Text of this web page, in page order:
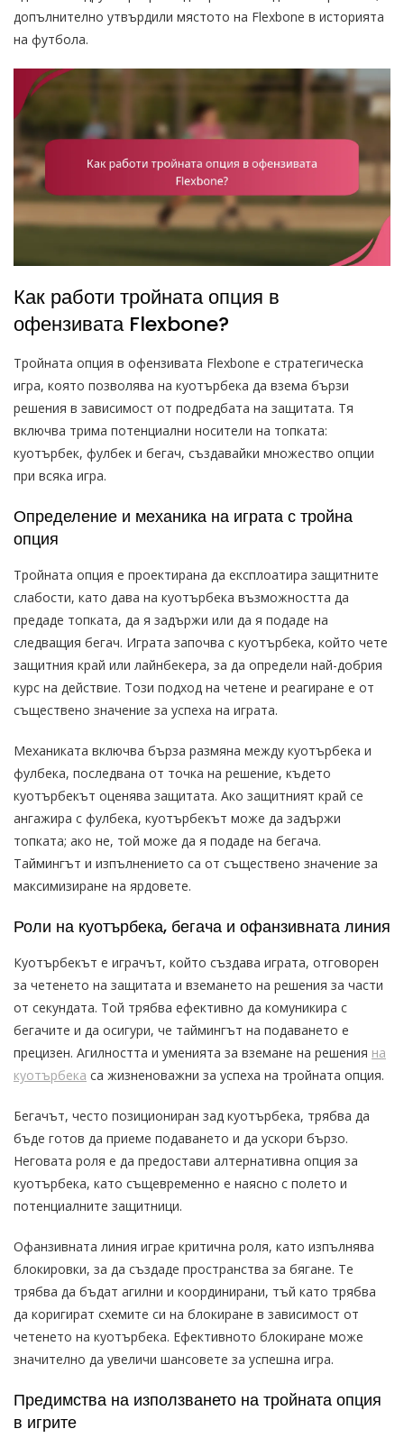
допълнително утвърдили мястото на Flexbone в историята
на футбола.
Как работи тройната опция в
офензивата Flexbone?
Тройната опция в офензивата Flexbone е стратегическа
игра, която позволява на куотърбека да взема бързи
решения в зависимост от подредбата на защитата. Тя
включва трима потенциални носители на топката:
куотърбек, фулбек и бегач, създавайки множество опции
при всяка игра.
Определение и механика на играта с тройна
опция
Тройната опция е проектирана да експлоатира защитните
слабости, като дава на куотърбека възможността да
предаде топката, да я задържи или да я подаде на
следващия бегач. Играта започва с куотърбека, който чете
защитния край или лайнбекера, за да определи най-добрия
курс на действие. Този подход на четене и реагиране е от
съществено значение за успеха на играта.
Механиката включва бърза размяна между куотърбека и
фулбека, последвана от точка на решение, където
куотърбекът оценява защитата. Ако защитният край се
ангажира с фулбека, куотърбекът може да задържи
топката; ако не, той може да я подаде на бегача.
Таймингът и изпълнението са от съществено значение за
максимизиране на ярдовете.
Роли на куотърбека, бегача и офанзивната линия
Куотърбекът е играчът, който създава играта, отговорен
за четенето на защитата и вземането на решения за части
от секундата. Той трябва ефективно да комуникира с
бегачите и да осигури, че таймингът на подаването е
прецизен. Агилността и уменията за вземане на решения на
куотърбека са жизненоважни за успеха на тройната опция.
Бегачът, често позициониран зад куотърбека, трябва да
бъде готов да приеме подаването и да ускори бързо.
Неговата роля е да предостави алтернативна опция за
куотърбека, като същевременно е наясно с полето и
потенциалните защитници.
Офанзивната линия играе критична роля, като изпълнява
блокировки, за да създаде пространства за бягане. Те
трябва да бъдат агилни и координирани, тъй като трябва
да коригират схемите си на блокиране в зависимост от
четенето на куотърбека. Ефективното блокиране може
значително да увеличи шансовете за успешна игра.
Предимства на използването на тройната опция
в игрите